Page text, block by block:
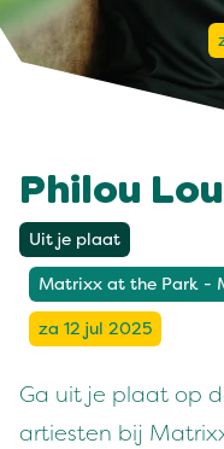
Philou
Uit je plaat
Matrixx at the Park -
za 12 jul 2025
Ga uit je plaat op
artiesten bij